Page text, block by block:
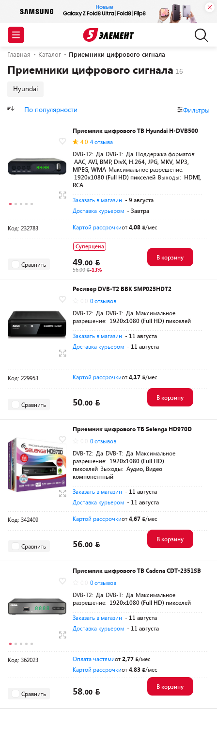
Главная Каталог Приемники цифрового сигнала
Приемники цифрового сигнала
Hyundai
По популярности Фильтры
Приемник цифрового ТВ Hyundai H-DVB500
4.0 4 отзыва
DVB-T2: Да DVB-T: Да Поддержка форматов:
AAC, AVI, BMP, DivX, H.264, JPG, MKV, MP3,
MPEG, WMA Максимальное разрешение:
1920х1080 (Full HD) пикселей Выходы: HDMI,
RCA
Заказать в магазин - 9 августа
Доставка курьером - Завтра
Код: 232783 Картой рассрочкиот4,08 /мес
Сравнить
Суперцена
49.00
56.00 -13%
В корзину
Ресивер DVB-T2 BBK SMP025HDT2
0 отзывов
DVB-T2: Да DVB-T: Да Максимальное
разрешение: 1920х1080 (Full HD) пикселей
Заказать в магазин - 11 августа
Доставка курьером - 11 августа
Код: 229953 Картой рассрочкиот4,17 /мес
Сравнить 50.00
В корзину
Приемник цифрового ТВ Selenga HD970D
0 отзывов
DVB-T2: Да DVB-T: Да Максимальное
разрешение: 1920х1080 (Full HD)
пикселей Выходы: Аудио, Видео
компонентный
Заказать в магазин - 11 августа
Доставка курьером - 11 августа
Код: 342409 Картой рассрочкиот4,67 /мес
Сравнить 56.00
В корзину
Приемник цифрового ТВ Cadena CDT-2351SB
0 отзывов
DVB-T2: Да DVB-T: Да Максимальное
разрешение: 1920х1080 (Full HD) пикселей
Заказать в магазин - 11 августа
Доставка курьером - 11 августа
Код: 362023 Оплата частямиот2,77
/мес
Картой рассрочкиот4,83 /мес
Сравнить 58.00
В корзину